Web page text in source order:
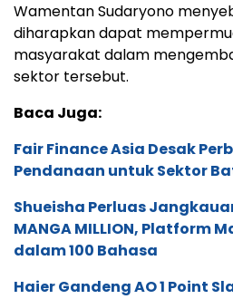
Wamentan Sudaryono
diharapkan dapat
masyarakat dalam
sektor tersebut.
Baca Juga:
Fair Finance Asia Desak
Pendanaan untuk Sektor
Shueisha Perluas
MANGA MILLION, Platform
dalam 100 Bahasa
Haier Gandeng AO 1 Point